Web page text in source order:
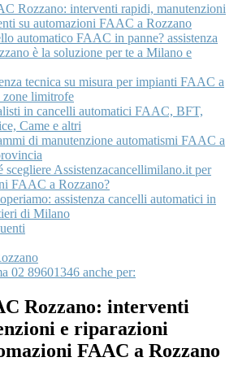
Rozzano: interventi rapidi, manutenzioni
su automazioni FAAC a Rozzano
automatico FAAC in panne? assistenza
è la soluzione per te a Milano e
tecnica su misura per impianti FAAC a
zone limitrofe
in cancelli automatici FAAC, BFT,
Came e altri
di manutenzione automatismi FAAC a
scegliere Assistenzacancellimilano.it per
FAAC a Rozzano?
assistenza cancelli automatici in
di Milano
02 89601346 anche per:
Rozzano: interventi
e riparazioni
FAAC a Rozzano